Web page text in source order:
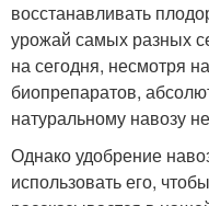
восстанавливать
урожай самых разных
на сегодня, несмотря
биопрепаратов,
натуральному навозу
Однако удобрение
использовать его,